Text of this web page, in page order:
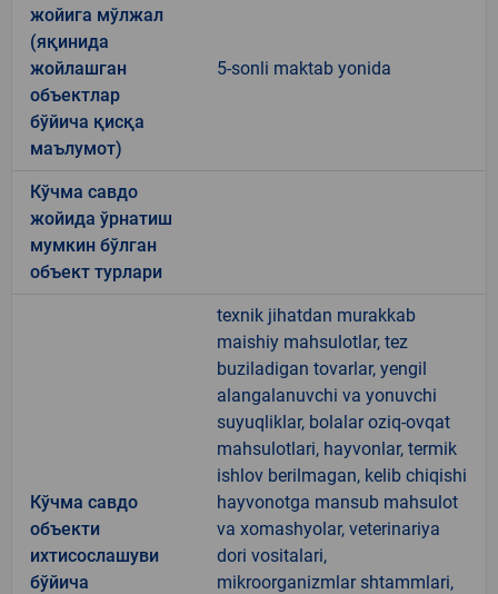
жойига мўлжал
(яқинида
жойлашган
объектлар
бўйича қисқа
маълумот)
5-sonli maktab yonida
Кўчма савдо
жойида ўрнатиш
мумкин бўлган
объект турлари
Кўчма савдо
объекти
ихтисослашуви
бўйича
texnik jihatdan murakkab
maishiy mahsulotlar, tez
buziladigan tovarlar, yengil
alangalanuvchi va yonuvchi
suyuqliklar, bolalar oziq-ovqat
mahsulotlari, hayvonlar, termik
ishlov berilmagan, kelib chiqishi
hayvonotga mansub mahsulot
va xomashyolar, veterinariya
dori vositalari,
mikroorganizmlar shtammlari,